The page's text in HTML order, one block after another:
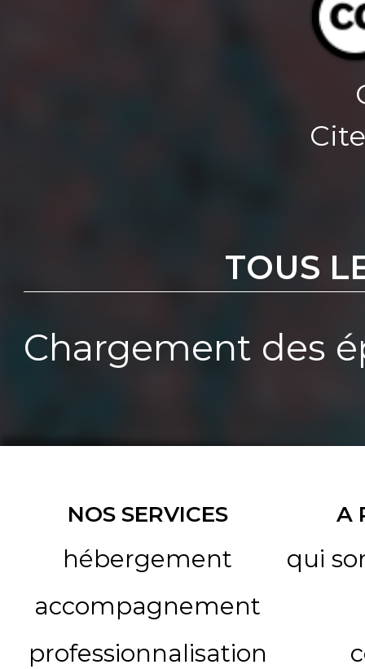
TOUS
Chargement des
NOS SERVICES
hébergement
accompagnement
professionnalisation
A
qui